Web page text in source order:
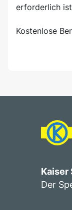
erforderlich
Kostenlose
Kaiser
Der